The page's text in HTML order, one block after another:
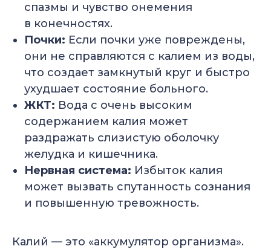
спазмы и чувство онемения
в конечностях.
Почки: Если почки уже повреждены,
они не справляются с калием из воды,
что создает замкнутый круг и быстро
ухудшает состояние больного.
ЖКТ: Вода с очень высоким
содержанием калия может
раздражать слизистую оболочку
желудка и кишечника.
Нервная система: Избыток калия
может вызвать спутанность сознания
и повышенную тревожность.
Калий — это «аккумулятор организма».